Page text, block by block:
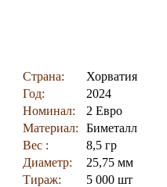
Страна:
Хорватия
Год:
2024
Номинал:
2 Евро
Материал:
Биметалл
Вес :
8,5 гр
Диаметр:
25,75 мм
Тираж:
5 000 шт